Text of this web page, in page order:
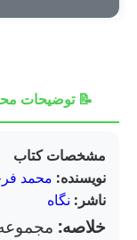
📝 توضیحات
مشخصات کتاب
نویسنده: محمد
ناشر: نگاه
خلاصه: